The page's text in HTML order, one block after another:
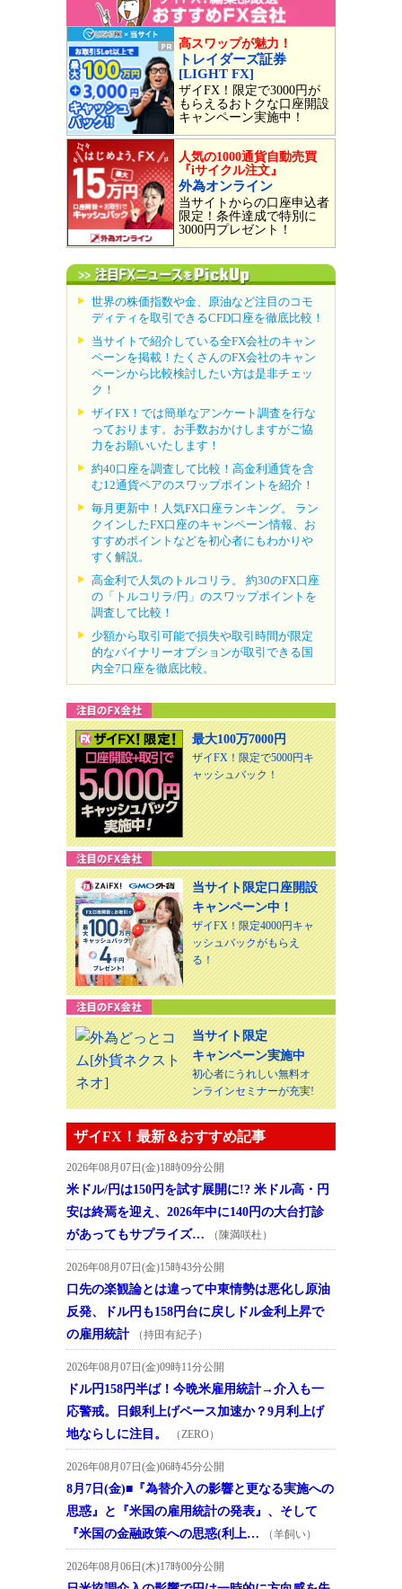
高スワップが魅力！
トレイダーズ証券
[LIGHT FX]
ザイFX！限定で3000円が
もらえるおトクな口座開設
キャンペーン実施中！
人気の1000通貨自動売買
『iサイクル注文』
外為オンライン
当サイトからの口座申込者
限定！条件達成で特別に
3000円プレゼント！
世界の株価指数や金、原油など注目のコモ
ディティを取引できるCFD口座を徹底比較！
当サイトで紹介している全FX会社のキャン
ペーンを掲載！たくさんのFX会社のキャン
ペーンから比較検討したい方は是非チェッ
ク！
ザイFX！では簡単なアンケート調査を行な
っております。お手数おかけしますがご協
力をお願いいたします！
約40口座を調査して比較！高金利通貨を含
む12通貨ペアのスワップポイントを紹介！
毎月更新中！人気FX口座ランキング。 ラン
クインしたFX口座のキャンペーン情報、お
すすめポイントなどを初心者にもわかりや
すく解説。
高金利で人気のトルコリラ。 約30のFX口座
の「トルコリラ/円」のスワップポイントを
調査して比較！
少額から取引可能で損失や取引時間が限定
的なバイナリーオプションが取引できる国
内全7口座を徹底比較。
最大100万7000円
ザイFX！限定で5000円キ
ャッシュバック！
当サイト限定口座開設
キャンペーン中！
ザイFX！限定4000円キャ
ッシュバックがもらえ
る！
当サイト限定
キャンペーン実施中
初心者にうれしい無料オ
ンラインセミナーが充実!
ザイFX！最新＆おすすめ記事
2026年08月07日(金)18時09分公開
米ドル/円は150円を試す展開に!? 米ドル高・円
安は終焉を迎え、2026年中に140円の大台打診
があってもサプライズ…
（陳満咲杜）
2026年08月07日(金)15時43分公開
口先の楽観論とは違って中東情勢は悪化し原油
反発、ドル円も158円台に戻しドル金利上昇で
の雇用統計
（持田有紀子）
2026年08月07日(金)09時11分公開
ドル円158円半ば！今晩米雇用統計→介入も一
応警戒。日銀利上げペース加速か？9月利上げ
地ならしに注目。
（ZERO）
2026年08月07日(金)06時45分公開
8月7日(金)■『為替介入の影響と更なる実施への
思惑』と『米国の雇用統計の発表』、そして
『米国の金融政策への思惑(利上…
（羊飼い）
2026年08月06日(木)17時00分公開